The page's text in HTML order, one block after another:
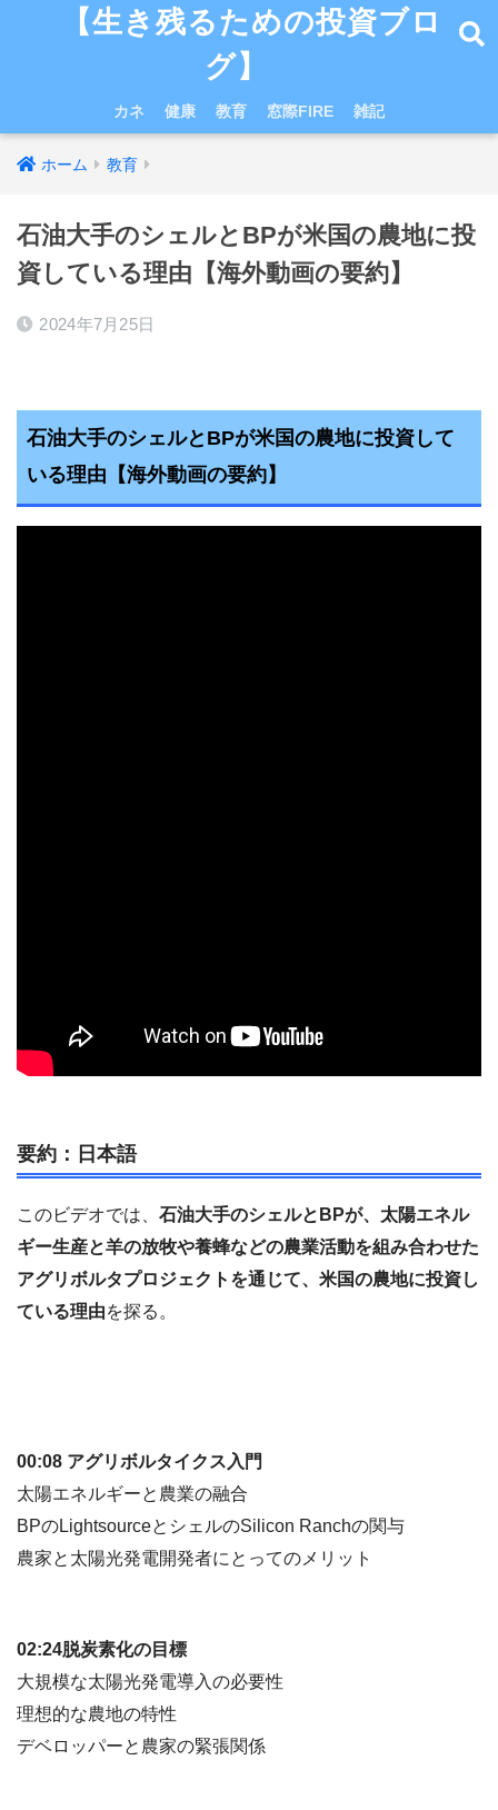
【生き残るための投資ブロ
グ】
カネ 健康 教育 窓際FIRE 雑記
ホーム 教育
石油大手のシェルとBPが米国の農地に投
資している理由【海外動画の要約】
2024年7月25日
石油大手のシェルとBPが米国の農地に投資して
いる理由 【海外動画の要約】
要約：日本語
このビデオでは、 石油大手のシェルとBPが、太陽エネル
ギー生産と羊の放牧や養蜂などの農業活動を組み合わせた
アグリボルタプロジェクトを通じて、米国の農地に投資し
ている理由を探る。
00:08 アグリボルタイクス入門
太陽エネルギーと農業の融合
BPのLightsourceとシェルのSilicon Ranchの関与
農家と太陽光発電開発者にとってのメリット
02:24脱炭素化の目標
大規模な太陽光発電導入の必要性
理想的な農地の特性
デベロッパーと農家の緊張関係